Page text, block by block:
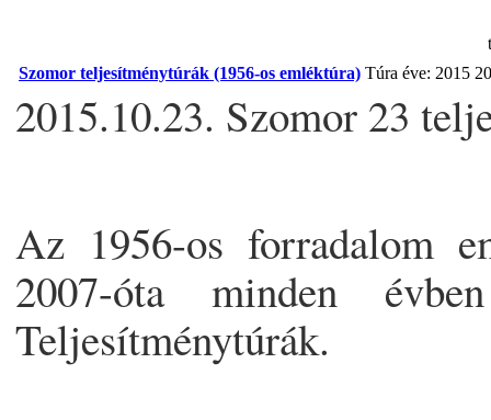
Szomor teljesítménytúrák (1956-os emléktúra) Túra éve: 2015
2015.10.23. Szomor 23
Az 1956-os forradalom
2007-óta minden
Teljesítménytúrák.